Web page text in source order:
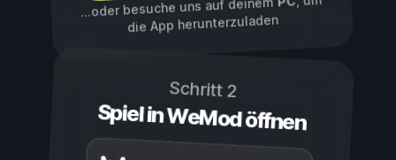
...oder besuche uns auf deinem
die App herunterzuladen
Schritt 2
Spiel in WeMod öffnen